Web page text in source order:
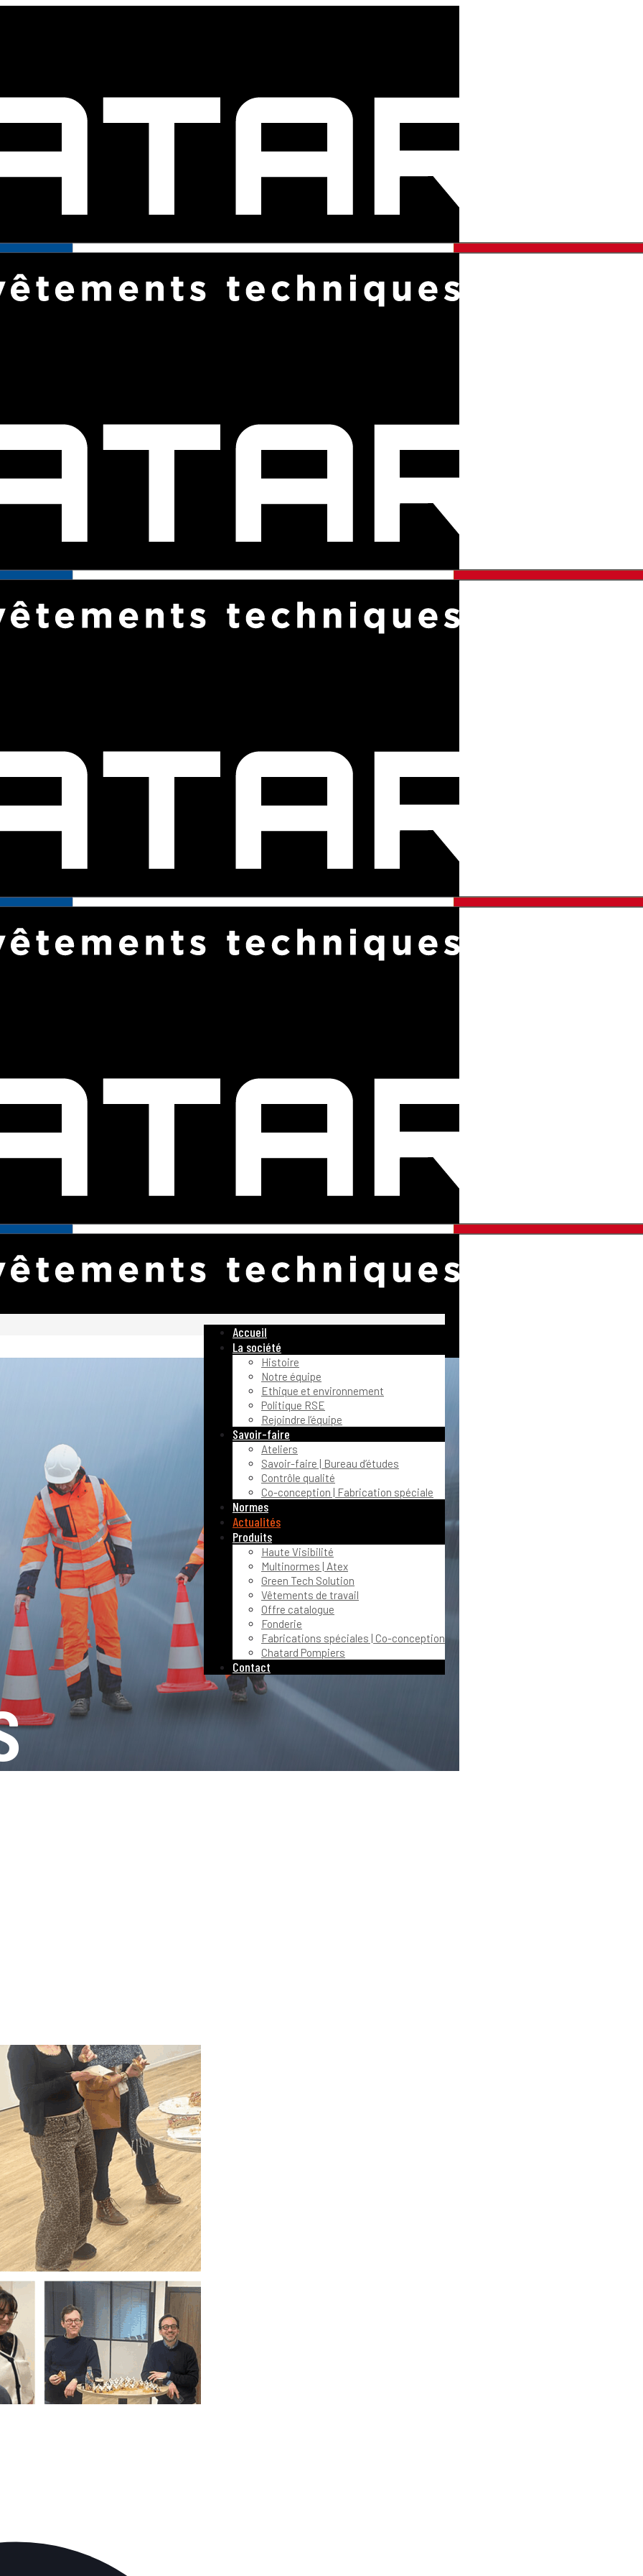
Accueil
La société
Histoire
Notre équipe
Ethique et environnement
Politique RSE
Rejoindre l’équipe
Savoir-faire
Ateliers
Savoir-faire | Bureau d’études
Contrôle qualité
Co-conception | Fabrication spéciale
Normes
Actualités
Produits
Haute Visibilité
Multinormes | Atex
Green Tech Solution
Vêtements de travail
Offre catalogue
Fonderie
Fabrications spéciales | Co-conception
Chatard Pompiers
Contact